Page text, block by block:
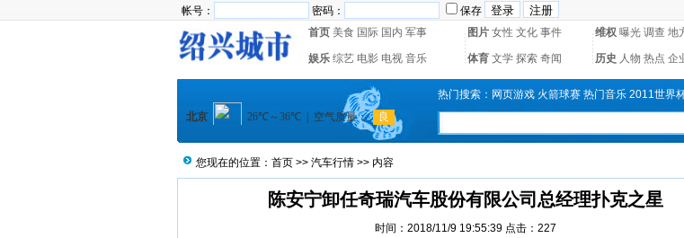
帐号： 密码： 保存
首页 美食 国际 国内 军事 图片 女性 文化 事件 维权 曝光 调查 地
娱乐 综艺 电影 电视 音乐 体育 文学 探索 奇闻 历史 人物 热点 企
热门搜索： 网页游戏 火箭球赛 热门音乐 2011世界
您现在的位置： 首页 >> 汽车行情 >> 内容
陈安宁卸任奇瑞汽车股份有限公司总经理扑克之星
时间：2018/11/9 19:55:39 点击： 227